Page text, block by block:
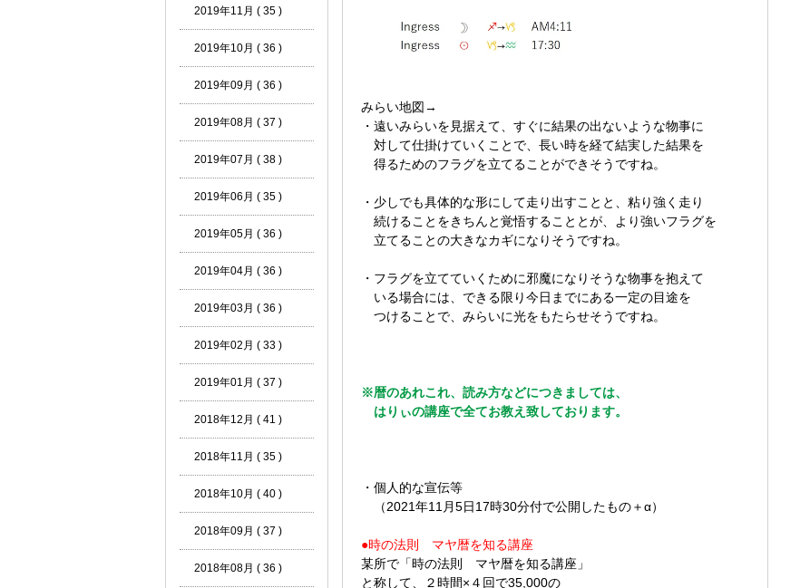
みらい地図→
・遠いみらいを見据えて、すぐに結果の出ないような物事に
対して仕掛けていくことで、長い時を経て結実した結果を
得るためのフラグを立てることができそうですね。
・少しでも具体的な形にして走り出すことと、粘り強く走り
続けることをきちんと覚悟することとが、より強いフラグを
立てることの大きなカギになりそうですね。
・フラグを立てていくために邪魔になりそうな物事を抱えて
いる場合には、できる限り今日までにある一定の目途を
つけることで、みらいに光をもたらせそうですね。
※暦のあれこれ、読み方などにつきましては、
はりぃの講座で全てお教え致しております。
・個人的な宣伝等
（2021年11月5日17時30分付で公開したもの＋α）
●時の法則 マヤ暦を知る講座
某所で「時の法則 マヤ暦を知る講座」
と称して、２時間×４回で35,000の
2019年11月 ( 35 )
2019年10月 ( 36 )
2019年09月 ( 36 )
2019年08月 ( 37 )
2019年07月 ( 38 )
2019年06月 ( 35 )
2019年05月 ( 36 )
2019年04月 ( 36 )
2019年03月 ( 36 )
2019年02月 ( 33 )
2019年01月 ( 37 )
2018年12月 ( 41 )
2018年11月 ( 35 )
2018年10月 ( 40 )
2018年09月 ( 37 )
2018年08月 ( 36 )